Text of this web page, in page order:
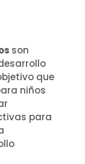
son
que
niños
para